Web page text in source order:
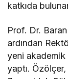
katkıda
Prof. Dr.
ardından
yeni akademik
yaptı. Özölçer,